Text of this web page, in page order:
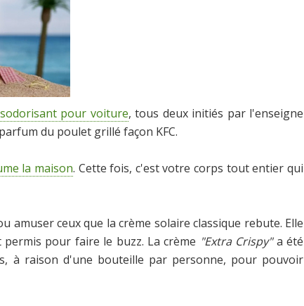
pour voiture, tous deux initiés par l'enseigne
du poulet grillé façon KFC.
la maison. Cette fois, c'est votre corps tout entier qui
amuser ceux que la crème solaire classique rebute. Elle
pour faire le buzz. La crème "Extra Crispy"a été
à raison d'une bouteille par personne, pour pouvoir